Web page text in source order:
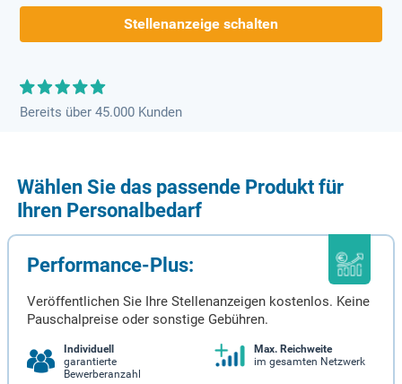
Stellenanzeige schalten
Bereits über 45.000 Kunden
Wählen Sie das passende Produkt für
Ihren Personalbedarf
Performance-Plus:
Veröffentlichen Sie Ihre Stellenanzeigen kostenlos. Keine
Pauschalpreise oder sonstige Gebühren.
Individuell
garantierte
Bewerberanzahl
Max. Reichweite
im gesamten Netzwerk